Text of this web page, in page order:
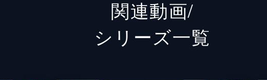
川上貴史
保坂大輔
関連動画/
シリーズ⼀覧